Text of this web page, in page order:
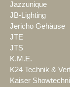
Jazzunique
JB-Lighting
Jericho Gehäuse
JTE
JTS
K.M.E.
K24 Technik &
Kaiser